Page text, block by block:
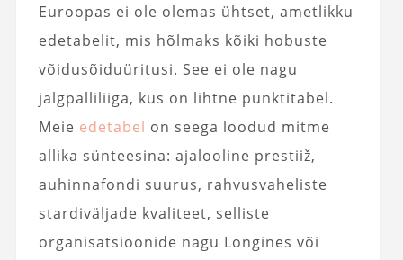
Euroopas ei ole olemas ühtset, ametlikku
edetabelit, mis hõlmaks kõiki hobuste
võidusõiduüritusi. See ei ole nagu
jalgpalliliiga, kus on lihtne punktitabel.
Meie edetabel on seega loodud mitme
allika sünteesina: ajalooline prestiiž,
auhinnafondi suurus, rahvusvaheliste
stardiväljade kvaliteet, selliste
organisatsioonide nagu Longines või